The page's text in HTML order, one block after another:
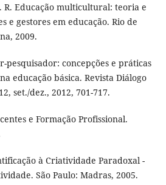
R. Educação multicultural: teoria e
e gestores em educação. Rio de
2009.
pesquisador: concepções e práticas
educação básica. Revista Diálogo
set./dez., 2012, 701-717.
e Formação Profissional.
à Criatividade Paradoxal -
São Paulo: Madras, 2005.